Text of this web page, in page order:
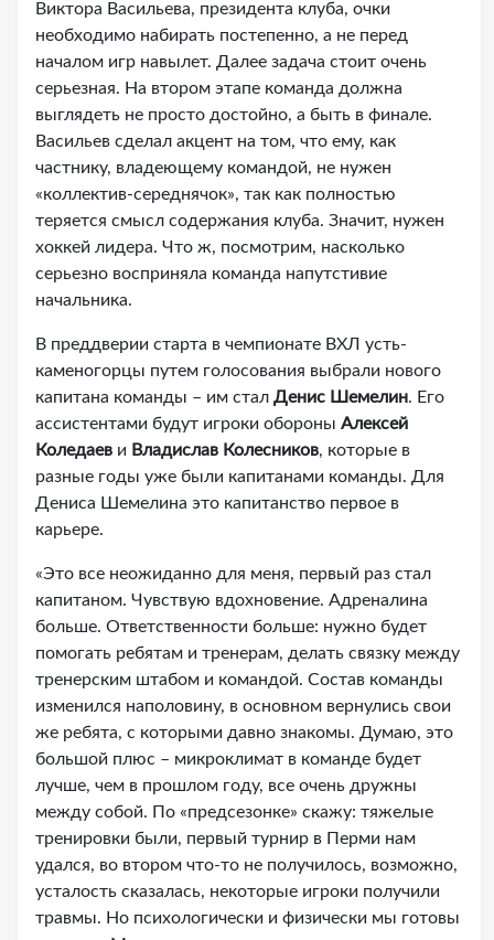
Виктора Васильева, президента клуба, очки
необходимо набирать постепенно, а не перед
началом игр навылет. Далее задача стоит очень
серьезная. На втором этапе команда должна
выглядеть не просто достойно, а быть в финале.
Васильев сделал акцент на том, что ему, как
частнику, владеющему командой, не нужен
«коллектив-середнячок», так как полностью
теряется смысл содержания клуба. Значит, нужен
хоккей лидера. Что ж, посмотрим, насколько
серьезно восприняла команда напутстивие
начальника.
В преддверии старта в чемпионате ВХЛ усть-
каменогорцы путем голосования выбрали нового
капитана команды – им стал Денис Шемелин. Его
ассистентами будут игроки обороны Алексей
Коледаев и Владислав Колесников, которые в
разные годы уже были капитанами команды. Для
Дениса Шемелина это капитанство первое в
карьере.
«Это все неожиданно для меня, первый раз стал
капитаном. Чувствую вдохновение. Адреналина
больше. Ответственности больше: нужно будет
помогать ребятам и тренерам, делать связку между
тренерским штабом и командой. Состав команды
изменился наполовину, в основном вернулись свои
же ребята, с которыми давно знакомы. Думаю, это
большой плюс – микроклимат в команде будет
лучше, чем в прошлом году, все очень дружны
между собой. По «предсезонке» скажу: тяжелые
тренировки были, первый турнир в Перми нам
удался, во втором что-то не получилось, возможно,
усталость сказалась, некоторые игроки получили
травмы. Но психологически и физически мы готовы